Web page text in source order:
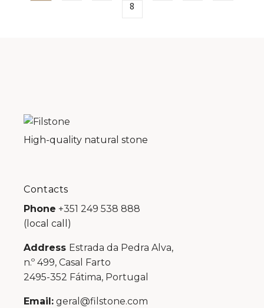
8
High-quality natural stone
Contacts
Phone +351 249 538 888
(local call)
Address Estrada da Pedra Alva,
n.º 499, Casal Farto
2495-352 Fátima, Portugal
Email: geral@filstone.com